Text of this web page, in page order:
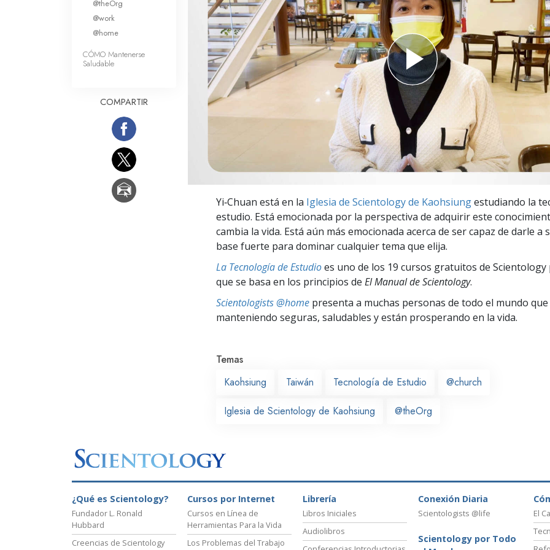
Amor y Odio: ¿Qué es Grandeza?
Yi‑Chuan está en la Iglesia de Scientology de Kaohsiungestudiando la
estudio. Está emocionada por la perspectiva de adquirir este
cambia la vida. Está aún más emocionada acerca de ser capaz de darle a
base fuerte para dominar cualquier tema que elija.
La Tecnología de Estudioes uno de los 19 cursos gratuitos de
que se basa en los principios de El Manual de Scientology.
Scientologists @home presenta a muchas personas de todo el mundo
manteniendo seguras, saludables y están prosperando en la vida.
Temas
Kaohsiung
Taiwán Tecnología de Estudio @church
Iglesia de Scientology de Kaohsiung @theOrg
@theOrg
@work
@home
CÓMO Mantenerse
Saludable
COMPARTIR
¿Qué es Scientology?
Fundador L. Ronald
Hubbard
Creencias de Scientology
Cursos por Internet
Cursos en Línea de
Herramientas Para la Vida
Los Problemas del Trabajo
Librería
Libros Iniciales
Audiolibros
Conexión Diaria
Scientologists @life
Scientology por Todo
El